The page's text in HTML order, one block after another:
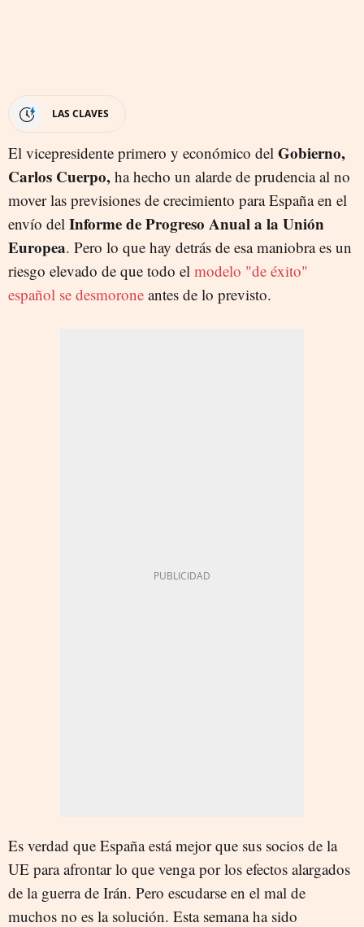
LAS CLAVES
El vicepresidente primero y económico del Gobierno,
Carlos Cuerpo, ha hecho un alarde de prudencia al no
mover las previsiones de crecimiento para España en el
envío del Informe de Progreso Anual a la Unión
Europea. Pero lo que hay detrás de esa maniobra es un
riesgo elevado de que todo el modelo "de éxito"
español se desmorone antes de lo previsto.
Es verdad que España está mejor que sus socios de la
UE para afrontar lo que venga por los efectos alargados
de la guerra de Irán. Pero escudarse en el mal de
muchos no es la solución. Esta semana ha sido